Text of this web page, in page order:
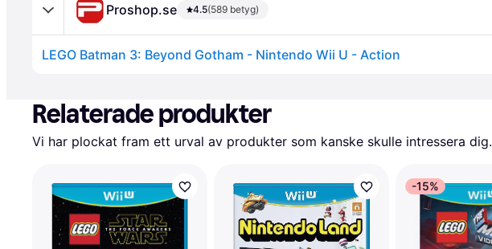
Proshop.se 4.5(589 betyg)
LEGO Batman 3: Beyond Gotham - Nintendo Wii U - Action
Relaterade produkter
Vi har plockat fram ett urval av produkter som kanske skulle intressera dig.
-15%